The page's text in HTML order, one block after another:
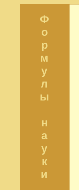
Ф
о
р
м
у
л
ы
н
а
у
к
и